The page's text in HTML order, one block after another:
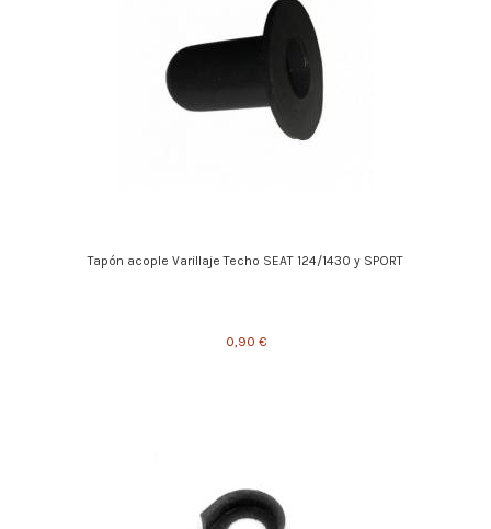
Tapón acople Varillaje Techo SEAT 124/1430 y SPORT
0,90 €